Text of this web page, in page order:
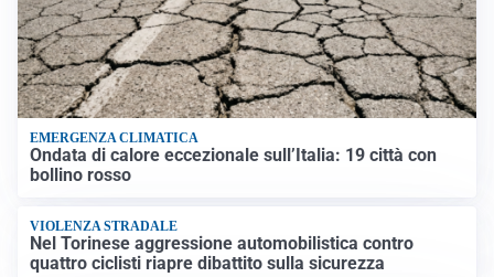
EMERGENZA CLIMATICA
Ondata di calore eccezionale sull’Italia: 19 città con
bollino rosso
VIOLENZA STRADALE
Nel Torinese aggressione automobilistica contro
quattro ciclisti riapre dibattito sulla sicurezza